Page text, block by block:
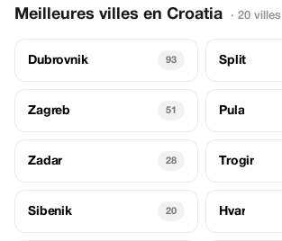
Meilleures villes en Croatia · 20 villes
Dubrovnik 93 Split
Zagreb 51 Pula
Zadar 28 Trogir
Sibenik 20 Hvar